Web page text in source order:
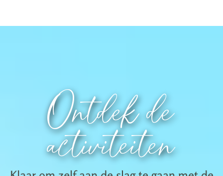
Ontdek de
activiteiten